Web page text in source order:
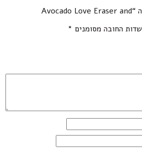
היה הראשון לכתוב סקירה “Avocado Love Eraser and
שדות החובה מסומנים *